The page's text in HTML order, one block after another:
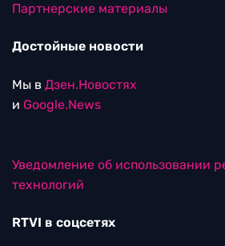
Партнерские материалы
Достойные новости
Мы в Дзен.Новостях
и Google.News
Уведомление об использовании
технологий
RTVI в соцсетях